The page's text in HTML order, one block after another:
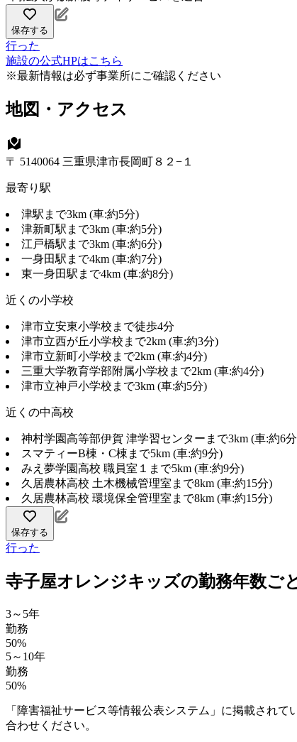
保存する
行った
施設の公式HPはこちら
※最新情報は必ず事業所にご確認ください
地図・アクセス
〒 5140064 三重県津市長岡町８２−１
最寄り駅
津駅まで3km (車:約5分)
津新町駅まで3km (車:約5分)
江戸橋駅まで3km (車:約6分)
一身田駅まで4km (車:約7分)
東一身田駅まで4km (車:約8分)
近くの小学校
津市立安東小学校まで徒歩4分
津市立西が丘小学校まで2km (車:約3分)
津市立新町小学校まで2km (車:約4分)
三重大学教育学部附属小学校まで2km (車:約4分)
津市立神戸小学校まで3km (車:約5分)
近くの中高校
神村学園高等部伊賀 津学習センターまで3km (車:約6
スマティーB棟・C棟まで5km (車:約9分)
みえ夢学園高校 職員室１まで5km (車:約9分)
久居農林高校 土木機械管理室まで8km (車:約15分)
久居農林高校 環境保全管理室まで8km (車:約15分)
保存する
行った
寺子屋オレンジキッズの勤務年数ご
3～5年
勤務
50%
5～10年
勤務
50%
「障害福祉サービス等情報公表システム」に掲載され
合わせください。